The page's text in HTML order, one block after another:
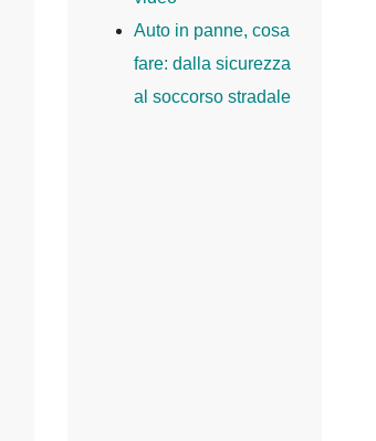
Auto in panne, cosa
fare: dalla sicurezza
al soccorso stradale